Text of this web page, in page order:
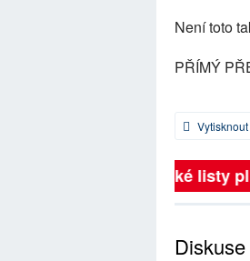
Není toto
PŘÍMÝ
Vytisknout
Britské listy
Diskuse